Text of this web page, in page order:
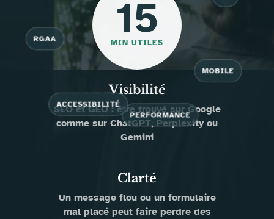
UX
MOBILE
PERFORMANCE
ACCESSIBILITÉ
RGAA 15
MIN UTILES
Visibilité
SEO et GEO : être trouvé sur Google
comme sur ChatGPT, Perplexity ou
Gemini
Clarté
Un message flou ou un formulaire
mal placé peut faire perdre des